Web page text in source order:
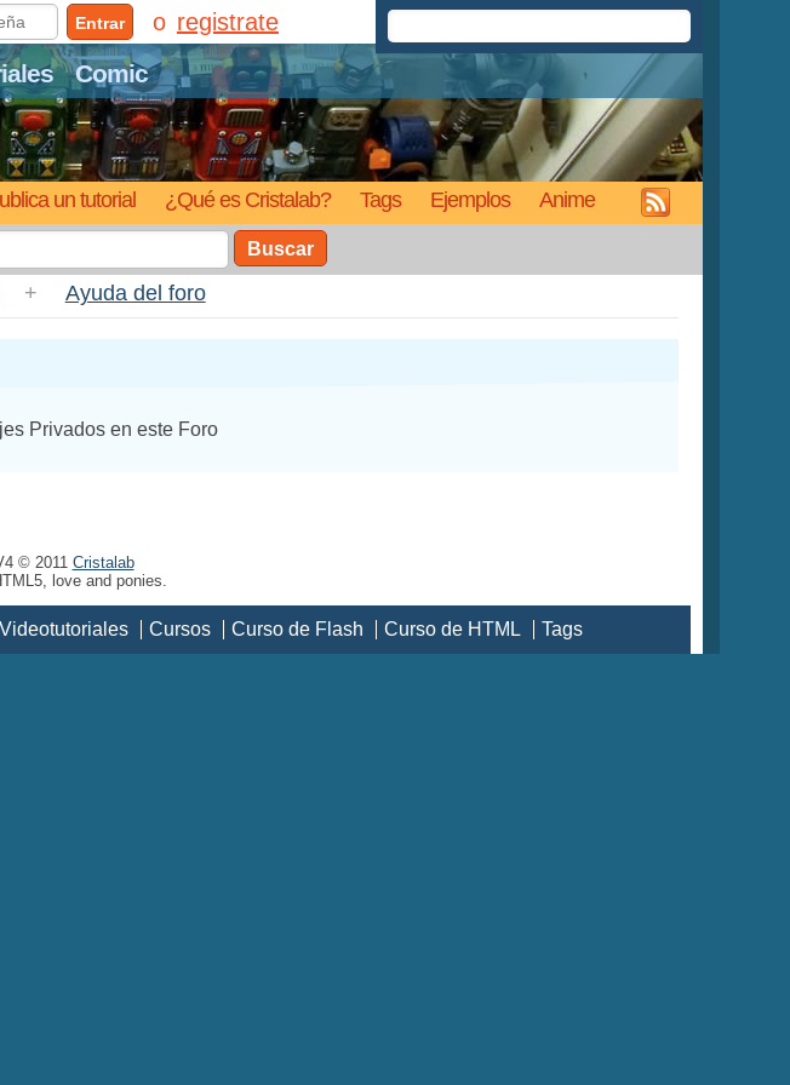
Comic
un tutorial ¿Qué es Cristalab? Tags Ejemplos Anime
Entrar registrate
Buscar
+ Ayuda del foro
Privados en este Foro
© 2011 Cristalab
love and ponies.
Videotutoriales Cursos Curso de Flash Curso de HTML Tags